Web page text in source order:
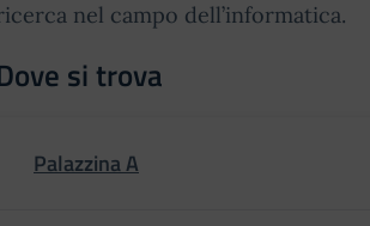
nel campo dell’informatica.
si trova
Palazzina A